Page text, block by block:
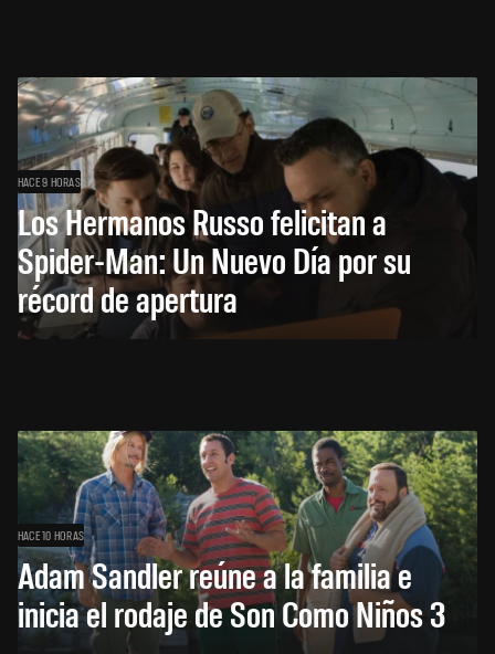
HACE 9 HORAS
Los Hermanos Russo felicitan a
Spider-Man: Un Nuevo Día por su
récord de apertura
HACE 10 HORAS
Adam Sandler reúne a la familia e
inicia el rodaje de Son Como Niños 3